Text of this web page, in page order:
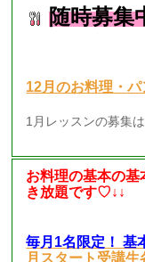
随時募集
12月のお料理・
1月レッスンの募集
お料理の基本の基
き放題です♡↓↓
毎月1名限定！ 基
月スタート受講